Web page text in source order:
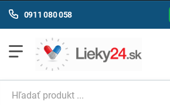
0911 080 058